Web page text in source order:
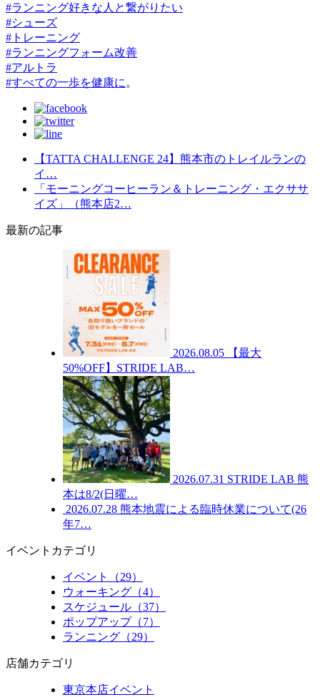
#ランニング好きな人と繋がりたい
#シューズ
# トレーニング
#ランニングフォーム改善
#アルトラ
#すべての一歩を健康に 。
【TATTA CHALLENGE 24】熊本市のトレイルランの
イ…
「モーニングコーヒーラン＆トレーニング・エクササ
イズ」（熊本店2…
最新の記事
2026.08.05
【最大
50%OFF】STRIDE LAB…
2026.07.31 STRIDE LAB 熊
本は8/2(日曜…
2026.07.28 熊本地震による臨時休業について(26
年7…
イベントカテゴリ
イベント（29）
ウォーキング（4）
スケジュール（37）
ポップアップ（7）
ランニング（29）
店舗カテゴリ
東京本店イベント